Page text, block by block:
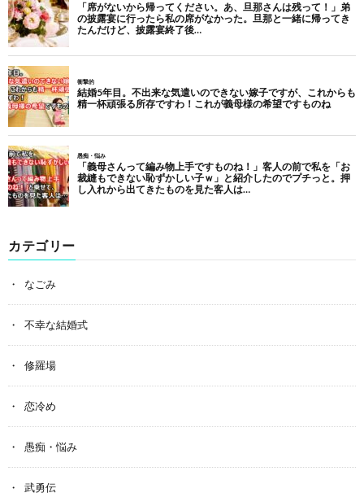
カテゴリー
なごみ
不幸な結婚式
修羅場
恋冷め
愚痴・悩み
武勇伝